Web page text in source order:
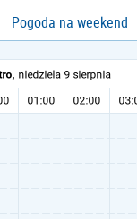
Pogoda na weekend